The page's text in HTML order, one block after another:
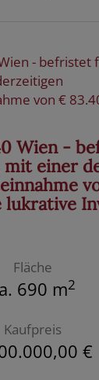
Wien -
mit einer
lukrative
Fläche
690 m2
Kaufpreis
€